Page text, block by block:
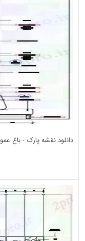
دانلود نقشه پارک - باغ